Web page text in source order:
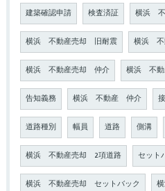
建築確認申請 検査済証 横浜
横浜 不動産売却 旧耐震 横浜 不
横浜 不動産売却 仲介 横浜 不
告知義務 横浜 不動産 仲介
道路種別 幅員 道路 側溝
横浜 不動産売却 2項道路 セット
横浜 不動産売却 セットバック